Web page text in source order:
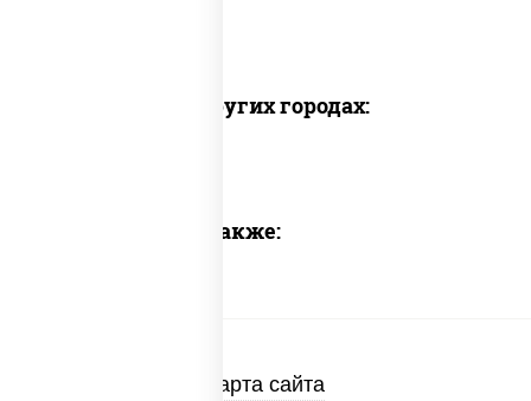
Доставка в других городах:
Предлагаем также:
Карта сайта